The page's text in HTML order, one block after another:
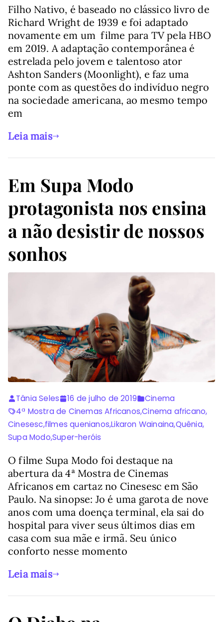
Filho Nativo, é baseado no clássico livro de
Richard Wright de 1939 e foi adaptado
novamente em um filme para TV pela HBO
em 2019. A adaptação contemporânea é
estrelada pelo jovem e talentoso ator
Ashton Sanders (Moonlight), e faz uma
ponte com as questões do indivíduo negro
na sociedade americana, ao mesmo tempo
em
Leia mais
Em Supa Modo
protagonista nos ensina
a não desistir de nossos
sonhos
Tânia Seles 16 de julho de 2019
Cinema
4ª Mostra de Cinemas Africanos,Cinema africano,
Cinesesc,filmes quenianos,Likaron Wainaina,Quênia,
Supa Modo,Super-heróis
O filme Supa Modo foi destaque na
abertura da 4ª Mostra de Cinemas
Africanos em cartaz no Cinesesc em São
Paulo. Na sinopse: Jo é uma garota de nove
anos com uma doença terminal, ela sai do
hospital para viver seus últimos dias em
casa com sua mãe e irmã. Seu único
conforto nesse momento
Leia mais